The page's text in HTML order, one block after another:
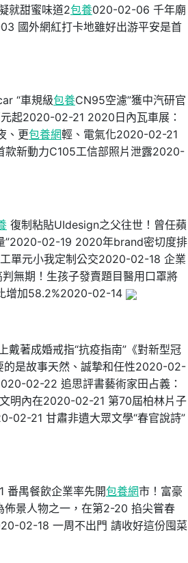
就甜蜜味道2包養020-02-06 千年廟
國外網紅打卡地雖好出游平安是首
“車規級包養CN95空濾”獲中汽研官
起2020-02-21 2020日內瓦車展：
、更包養網輕、電氣化2020-02-21
新動力C105工信部照片泄露2020-
復制粘貼UIdesign之父往世！曾任蘋
”2020-02-19 2020年brand密切度排
單元小我定制公交2020-02-18 企業
無期！生孩子發賣題目醫用口罩將
增加58.2%2020-02-14
著成婚戒指“抗疫指南”《對新型冠
是故事天然、誠摯和任性2020-02-
02-22 追思評書藝術家田占義：
明內在2020-02-21 第70屆柏林片子
02-21 甘肅非遺大眾文學“春官說詩”
番禺餐飲企業率先開包養網市！富豪
景人物之一，在第2-20 掐尖嘗春
02-18 一周不出門 請收好這份囤菜